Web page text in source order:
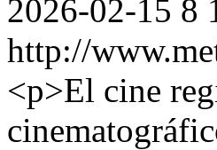
2026-02-15 8
http://
<p>El cine